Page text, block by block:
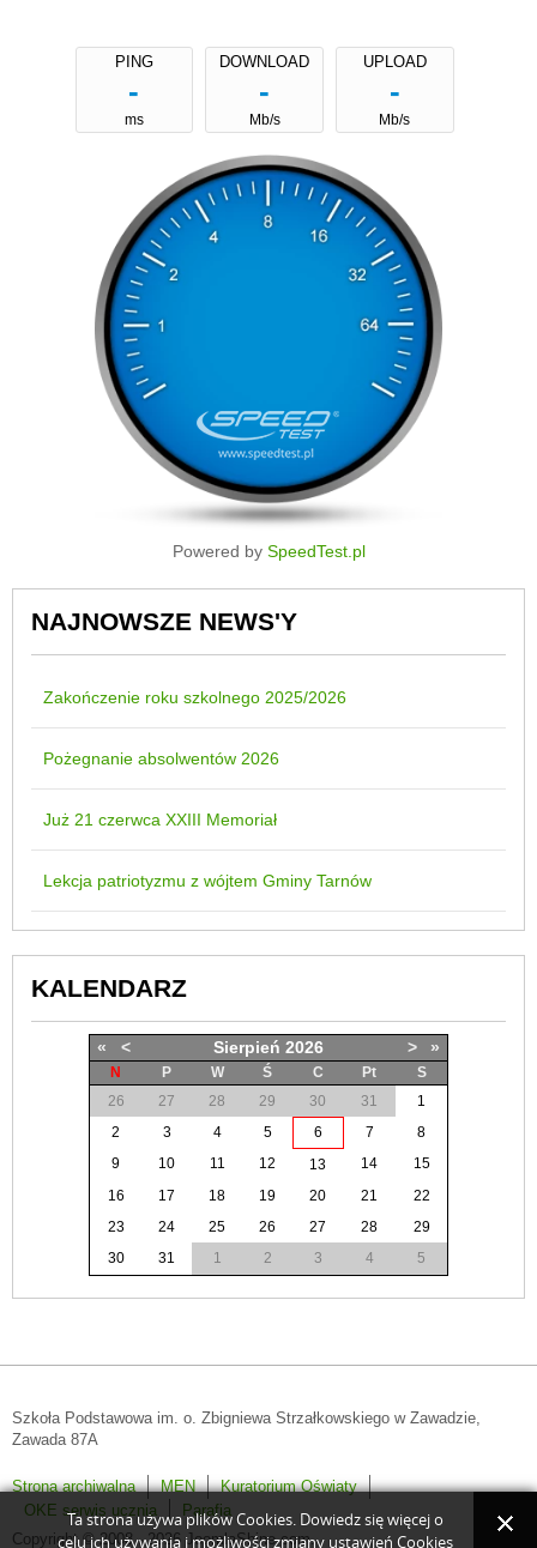
Powered by SpeedTest.pl
NAJNOWSZE NEWS'Y
Zakończenie roku szkolnego 2025/2026
Pożegnanie absolwentów 2026
Już 21 czerwca XXIII Memoriał
Lekcja patriotyzmu z wójtem Gminy Tarnów
KALENDARZ
« < Sierpień 2026 > »
N P W Ś C Pt
S
26
27 28 29 30 31
1
2
3 4 5 6 7
8
9
10 11 12 13 14
15
16
17 18 19 20 21
22
23
24 25 26 27 28
29
30
31 1 2 3 4 5
Szkoła Podstawowa im. o. Zbigniewa Strzałkowskiego w Zawadzie,
Zawada 87A
Strona archiwalna MEN
Kuratorium Oświaty
OKE serwis ucznia
Parafia
Copyright © 2008 - 2026 JoomlaShine.com.
Ta strona używa plików Cookies. Dowiedz się więcej o
celu ich używania i możliwości zmiany ustawień Cookies